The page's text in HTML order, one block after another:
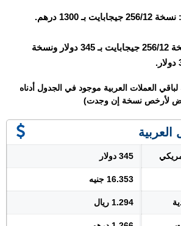
بـ 1300 درهم.
السعر العالمي: نسخة 256/12 جيجابايت بـ 345 دولار ونسخة
العملات العربية موجود في الجدول أدناه
لأرخص نسخة إن وجدت)
345 دولار
16.353 جنيه
1.294 ريال